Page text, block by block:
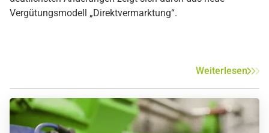
Vergütungsmodell „Direktvermarktung“.
Weiterlesen